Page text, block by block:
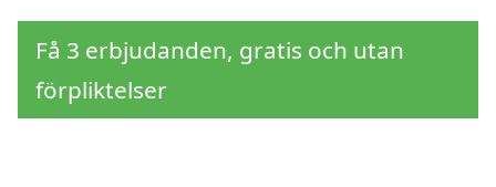
Få 3 erbjudanden, gratis och utan
förpliktelser